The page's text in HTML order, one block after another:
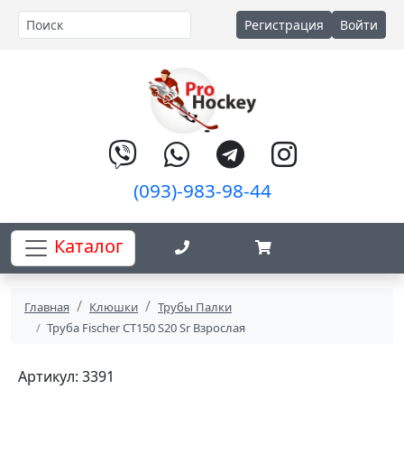
Регистрация Войти
(093)-983-98-44
Каталог
Главная Клюшки
Трубы Палки
Труба Fischer CT150 S20 Sr Взрослая
Артикул: 3391